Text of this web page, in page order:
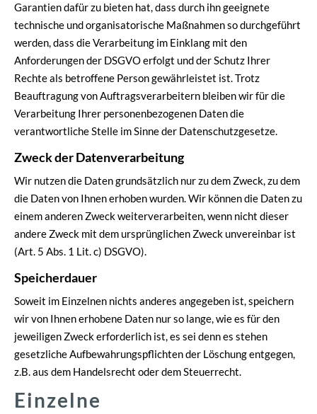
Garantien dafür zu bieten hat, dass durch ihn geeignete
technische und organisatorische Maßnahmen so durchgeführt
werden, dass die Verarbeitung im Einklang mit den
Anforderungen der DSGVO erfolgt und der Schutz Ihrer
Rechte als betroffene Person gewährleistet ist. Trotz
Beauftragung von Auftragsverarbeitern bleiben wir für die
Verarbeitung Ihrer personenbezogenen Daten die
verantwortliche Stelle im Sinne der Datenschutzgesetze.
Zweck der Datenverarbeitung
Wir nutzen die Daten grundsätzlich nur zu dem Zweck, zu dem
die Daten von Ihnen erhoben wurden. Wir können die Daten zu
einem anderen Zweck weiterverarbeiten, wenn nicht dieser
andere Zweck mit dem ursprünglichen Zweck unvereinbar ist
(Art. 5 Abs. 1 Lit. c) DSGVO).
Speicherdauer
Soweit im Einzelnen nichts anderes angegeben ist, speichern
wir von Ihnen erhobene Daten nur so lange, wie es für den
jeweiligen Zweck erforderlich ist, es sei denn es stehen
gesetzliche Aufbewahrungspflichten der Löschung entgegen,
z.B. aus dem Handelsrecht oder dem Steuerrecht.
Einzelne